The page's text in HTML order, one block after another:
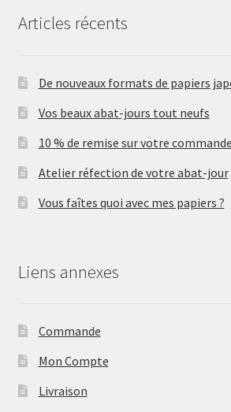
Articles récents
De nouveaux formats de papiers
Vos beaux abat-jours tout neufs
10 % de remise sur votre commande
Atelier réfection de votre abat-jour
Vous faîtes quoi avec mes papiers ?
Liens annexes
Commande
Mon Compte
Livraison